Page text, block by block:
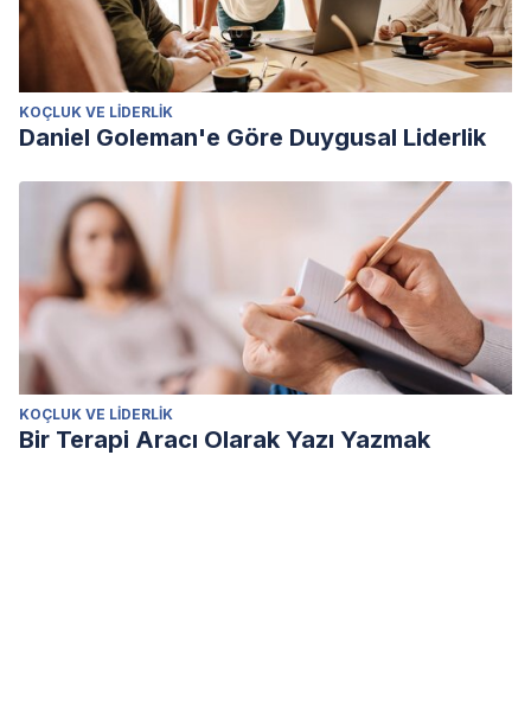
KOÇLUK VE LIDERLIK
Daniel Goleman'e Göre Duygusal Liderlik
KOÇLUK VE LIDERLIK
Bir Terapi Aracı Olarak Yazı Yazmak